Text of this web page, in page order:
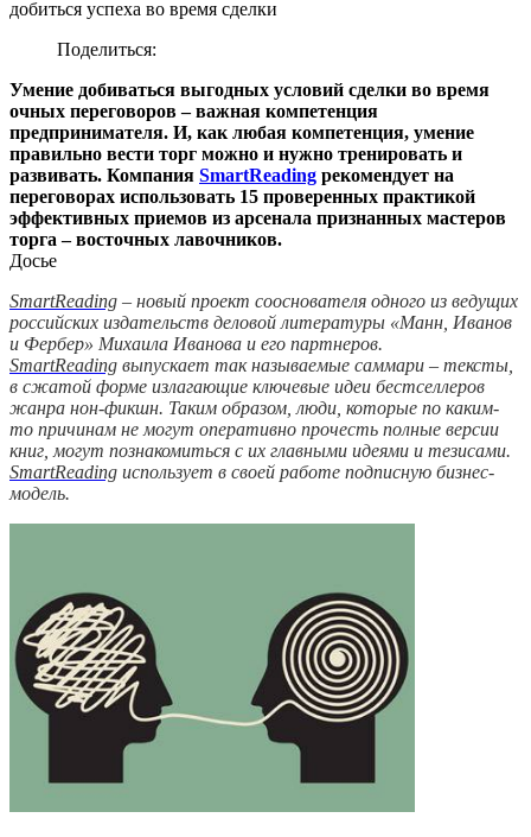
добиться успеха во время сделки
Поделиться:
Умение добиваться выгодных условий сделки во время
очных переговоров – важная компетенция
предпринимателя. И, как любая компетенция, умение
правильно вести торг можно и нужно тренировать и
развивать. Компания SmartReading рекомендует на
переговорах использовать 15 проверенных практикой
эффективных приемов из арсенала признанных мастеров
торга – восточных лавочников.
Досье
SmartReading – новый проект сооснователя одного из ведущих
российских издательств деловой литературы «Манн, Иванов
и Фербер» Михаила Иванова и его партнеров.
SmartReading выпускает так называемые саммари – тексты,
в сжатой форме излагающие ключевые идеи бестселлеров
жанра нон-фикшн. Таким образом, люди, которые по каким-
то причинам не могут оперативно прочесть полные версии
книг, могут познакомиться с их главными идеями и тезисами.
SmartReading использует в своей работе подписную бизнес-
модель.